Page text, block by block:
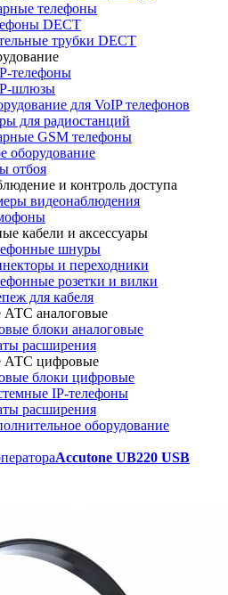
телефоны
DECT
трубки DECT
телефоны
шлюзы
для VoIP телефонов
для радиостанций
GSM телефоны
оборудование
отбоя
и контроль доступа
видеонаблюдения
кабели и аксессуары
шнуры
и переходники
розетки и вилки
для кабеля
аналоговые
блоки аналоговые
расширения
АТС цифровые
блоки цифровые
IP-телефоны
расширения
оборудование
Accutone UB220 USB